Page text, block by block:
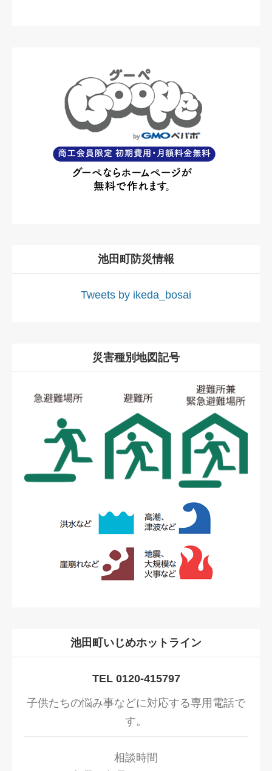
池田町防災情報
Tweets by ikeda_bosai
災害種別地図記号
池田町いじめホットライン
TEL 0120-415797
子供たちの悩み事などに対応する専用電話で
す。
相談時間